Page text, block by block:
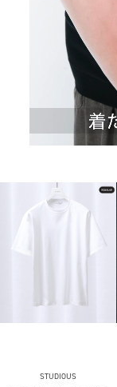
STUDIOUS